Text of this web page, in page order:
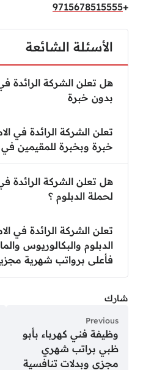
+
9715678515555
الأسئلة الشائعة
هل تعلن الشركة الرائدة
بدون خبرة
تعلن الشركة الرائدة في
خبرة وبخبرة للمقيمين في
هل تعلن الشركة الرائدة
لحملة الدبلوم ؟
تعلن الشركة الرائدة في
الدبلوم والبكالوريوس
فأعلى برواتب شهرية
شارك
Previous
وظيفة فني كهرباء بأبو
ظبي براتب شهري
مجزي وبدلات تنافسية